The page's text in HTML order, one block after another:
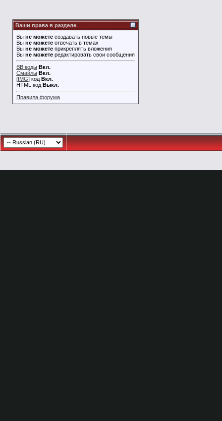
Ваши права в разделе
Вы не можете создавать новые темы
Вы не можете отвечать в темах
Вы не можете прикреплять вложения
Вы не можете редактировать свои сообщения
BB коды Вкл.
Смайлы Вкл.
[IMG] код Вкл.
HTML код Выкл.
Правила форума